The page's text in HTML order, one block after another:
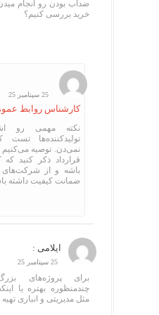
ضدآب بودن رو انجام میدن
خرید بررسی کنیم؟
کارشناس روابط
25 سپتامبر 25
نکته مهمی رو
تولیدکننده‌ها
نمی‌دن. توصیه می‌کنیم
قرارداد ذکر کنید
باشه و از شرکت‌های
ضمانت کیفیت داشته
ایلامی :
25 سپتامبر 25
برای پروژه‌های
چندمنظوره بهتره یا
مثل مدیریتی و انباری تهیه